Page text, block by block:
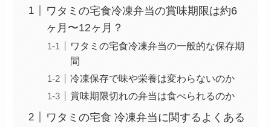
ワタミの宅食冷凍弁当の賞味期限は約6
ヶ月〜12ヶ月？
ワタミの宅食冷凍弁当の一般的な保存期
間
冷凍保存で味や栄養は変わらないのか
賞味期限切れの弁当は食べられるのか
ワタミの宅食 冷凍弁当に関するよくある